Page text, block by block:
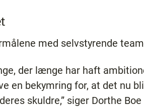
med selvstyrende
der længe har haft
en bekymring for, at det nu
skuldre,” siger Dorthe